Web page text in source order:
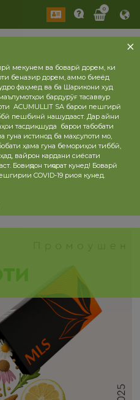
0
сол
мекунем ва боварӣ дорем, ки
беназир дорем, аммо биеёд
фаҳмед ва ба Шарикони худ
бардурӯғ тасаввур
ACUMULLIT SA барои пешгирӣ
пешбинӣ нашудааст. Дар айни
тасдиқшуда барои табобати
гуна истинод ба маҳсулоти мо,
ҳама гуна бемориҳои тиббӣ,
вайрон кардани сиёсати
Бовиҷдон тиҷорат кунед! Боварӣ
COVID-19 риоя кунед.